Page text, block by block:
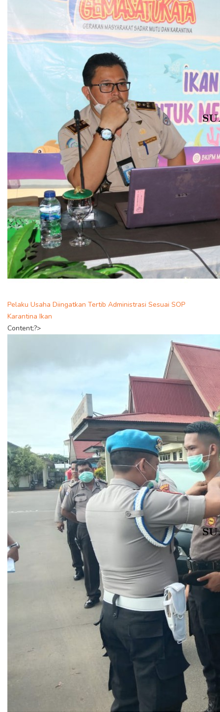
Pelaku Usaha Diingatkan Tertib Administrasi Sesuai SOP
Karantina Ikan
Content;?>